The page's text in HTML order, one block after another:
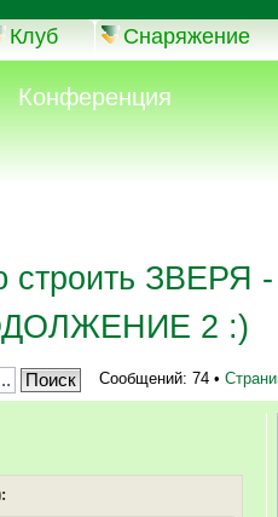
Клуб Снаряжение
Конференция
строить ЗВЕРЯ
2 :)
Сообщений: 74 •